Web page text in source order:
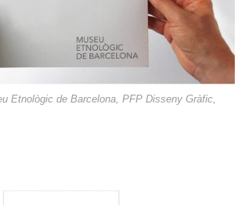
Etnològic de Barcelona, PFP Disseny Gràfic,